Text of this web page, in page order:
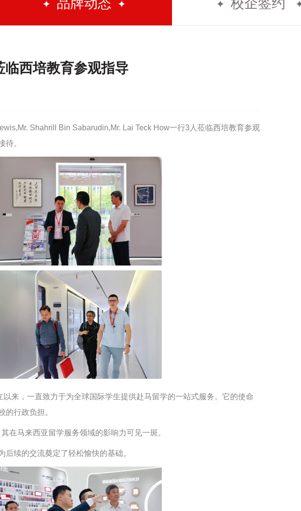
品牌动态 校企签约
西培教育参观指导
Shahrill Bin Sabarudin,Mr. Lai Teck How一行3人莅临西培教育参观
待。
来，一直致力于为全球国际学生提供赴马留学的一站式服务。它的使命
行政负担。
在马来西亚留学服务领域的影响力可见一斑。
续的交流奠定了轻松愉快的基础。